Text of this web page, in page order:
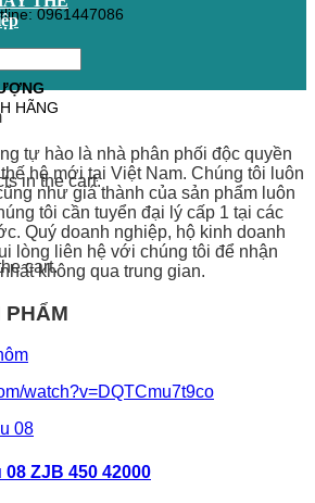
0961447086
HÃNG
in the cart.
cart.
tự hào là nhà phân phối độc quyền
hệ mới tại Việt Nam. Chúng tôi luôn
như giá thành của sản phẩm luôn
tôi cần tuyển đại lý cấp 1 tại các
Quý doanh nghiệp, hộ kinh doanh
lòng liên hệ với chúng tôi để nhận
không qua trung gian.
PHẨM
watch?v=DQTCmu7t9co
ZJB 450 42000